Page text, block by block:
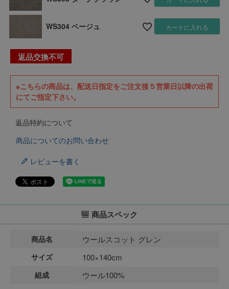
WS304 ベージュ カートに入れる
返品交換不可
※こちらの商品は、配送日指定をご注文後５営業日以降の出荷
にてご指定下さい。
返品特約について
商品についてのお問い合わせ
レビューを書く
商品スペック
商品名 ウールスコット グレン
サイズ 100×140cm
組成 ウール100%